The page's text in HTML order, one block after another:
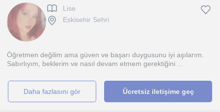
Lise
Eskisehir Sehri
Öğretmen değilim ama güven ve başarı duygusunu iyi aşılarım.
Sabırlıyım, beklerim ve nasıl devam etmem gerektiğini ...
daha fazlasını gör Ücretsiz iletişime geç